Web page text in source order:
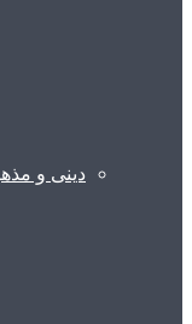
دینی و